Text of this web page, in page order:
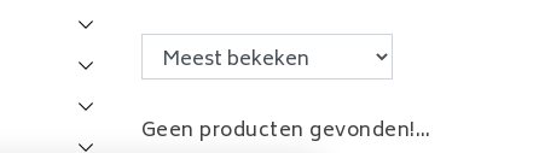
Geen producten gevonden!...